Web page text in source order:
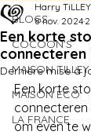
BLOGS
COCOON'S
MAISON TILLEY
MAISON ECO
LA FRANCE
Een korte
connecteren
Harry TiLLEY
8 nov. 2024
Dernière mise à
Een korte
connecteren
om even te